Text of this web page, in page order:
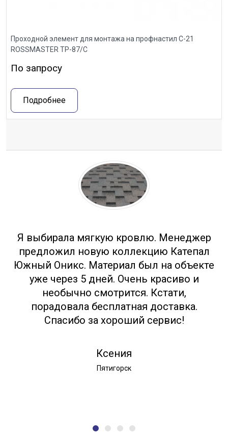
Проходной элемент для монтажа на профнастил С-21
ROSSMASTER ТР-87/С
По запросу
Подробнее
Я выбирала мягкую кровлю. Менеджер
предложил новую коллекцию Катепал
Южный Оникс. Материал был на объекте
уже через 5 дней. Очень красиво и
необычно смотрится. Кстати,
порадовала бесплатная доставка.
Спасибо за хороший сервис!
Ксения
Пятигорск